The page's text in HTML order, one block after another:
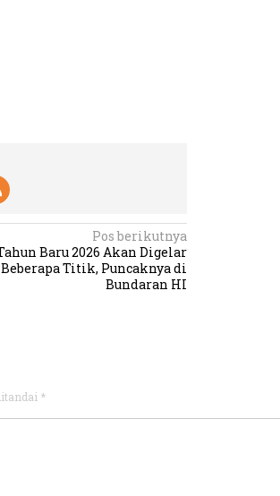
Pos berikutnya
Baru 2026 Akan Digelar
Titik, Puncaknya di
Bundaran HI
*